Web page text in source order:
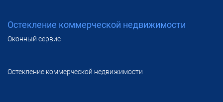
Остекление коммерческой недвижимости
Оконный сервис
Остекление коммерческой недвижимости